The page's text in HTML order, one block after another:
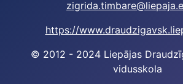
https://
© 2012 - 2024 Liepājas
vidusskola